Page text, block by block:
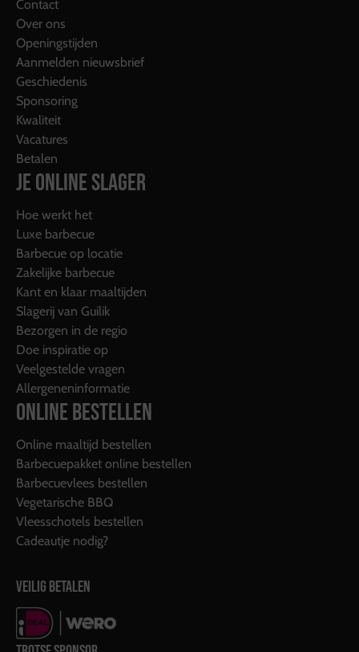
Contact
Over ons
Openingstijden
Aanmelden nieuwsbrief
Geschiedenis
Sponsoring
Kwaliteit
Vacatures
Betalen
JE ONLINE SLAGER
Hoe werkt het
Luxe barbecue
Barbecue op locatie
Zakelijke barbecue
Kant en klaar maaltijden
Slagerij van Guilik
Bezorgen in de regio
Doe inspiratie op
Veelgestelde vragen
Allergeneninformatie
ONLINE BESTELLEN
Online maaltijd bestellen
Barbecuepakket online bestellen
Barbecuevlees bestellen
Vegetarische BBQ
Vleesschotels bestellen
Cadeautje nodig?
VEILIG BETALEN